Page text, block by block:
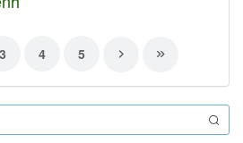
3 4 5